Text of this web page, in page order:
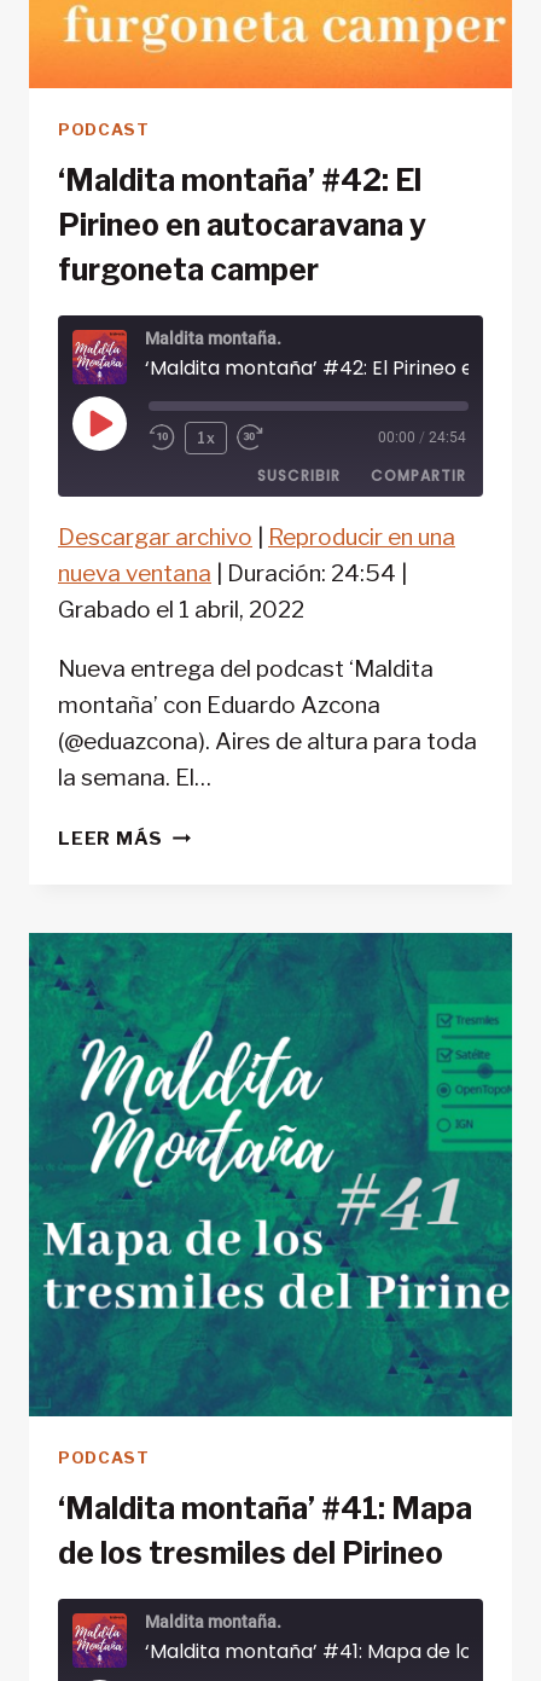
PODCAST
‘Maldita montaña’ #42: El
Pirineo en autocaravana y
furgoneta camper
Maldita montaña.
Reproducir1x 00:00 / 24:54
SUSCRIBIR COMPARTIR
FEED RSS
COMPARTIR
ENLACE
Descargar archivo
Reproducir en una
nueva ventana
Duración: 24:54
Grabado el 1 abril, 2022
Nueva entrega del podcast ‘Maldita
montaña’ con Eduardo Azcona
(@eduazcona). Aires de altura para toda
la semana. El…
LEER MÁS ‘MALDITA
PIRINEO
AUTOCARAVANA
FURGONETA
CAMPER
PODCAST
‘Maldita montaña’ #41: Mapa
de los tresmiles del Pirineo
Maldita montaña.